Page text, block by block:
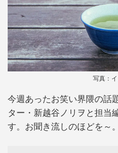
写真：
今週あったお笑い界隈の
ター・新越谷ノリヲと担当
す。お聞き流しのほどを～。